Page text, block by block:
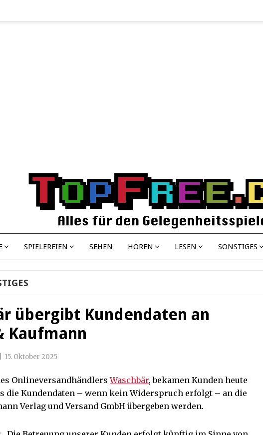
SPIELEREIEN SEHEN HÖREN LESEN SONSTIGES
übergibt Kundendaten an
Kaufmann
15. Oktober 2025
OnlineversandhändlersWaschbär, bekamen Kunden heute
die Kundendaten – wenn kein Widerspruch erfolgt – an die
Verlag und Versand GmbH übergeben werden.